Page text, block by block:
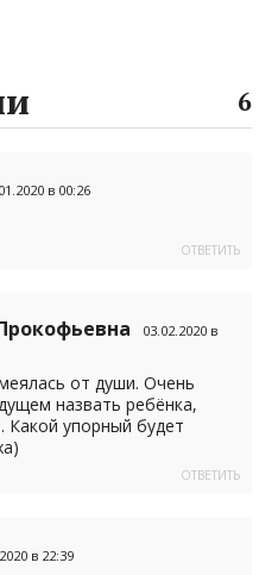
6
в 00:26
ОТВЕТИТЬ
03.02.2020 в
от души. Очень
назвать ребёнка,
Какой упорный будет
ОТВЕТИТЬ
в 22:39